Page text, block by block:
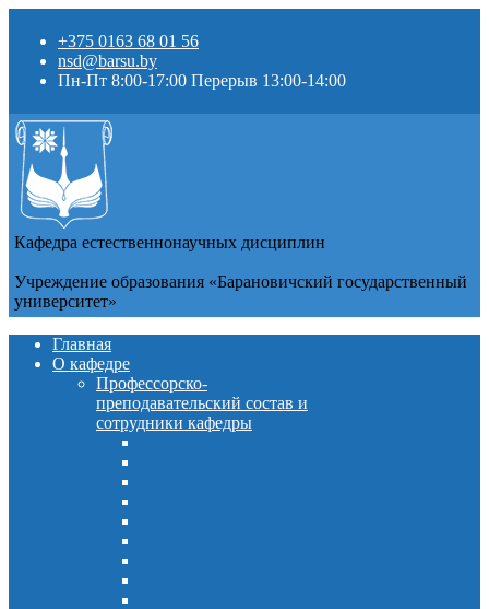
+375 0163 68 01 56
nsd@barsu.by
Пн-Пт 8:00-17:00 Перерыв 13:00-14:00
Кафедра естественнонаучных дисциплин
Учреждение образования «Барановичский государственный
университет»
Главная
О кафедре
Профессорско-
преподавательский состав и
сотрудники кафедры